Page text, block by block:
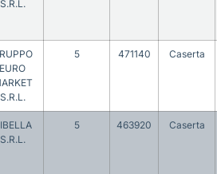
S.R.L.
EURO
S.R.L.
5 471140 Caserta
S.R.L.
5 463920 Caserta